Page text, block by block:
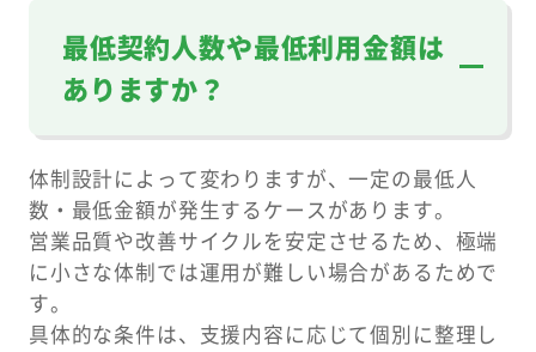
最低契約人数や最低利用金額は
ありますか？
体制設計によって変わりますが、一定の最低人
数・最低金額が発生するケースがあります。
営業品質や改善サイクルを安定させるため、極端
に小さな体制では運用が難しい場合があるためで
す。
具体的な条件は、支援内容に応じて個別に整理し